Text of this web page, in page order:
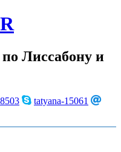
Лиссабону и
tatyana-15061